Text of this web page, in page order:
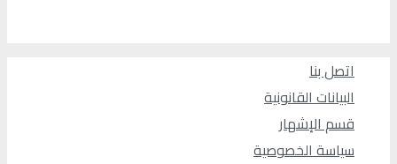
اتصل بنا
البيانات القانونية
قسم الإشهار
سياسة الخصوصية